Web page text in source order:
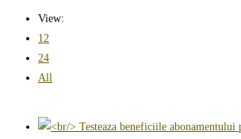
View:
12
24
All